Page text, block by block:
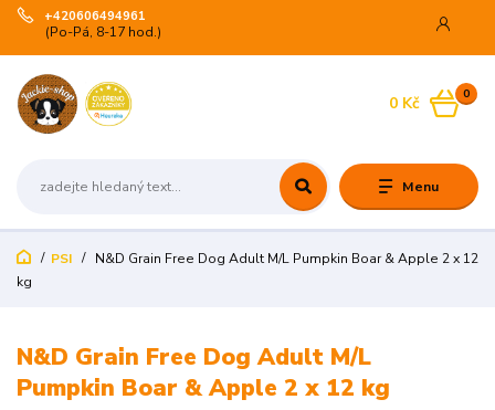
Menu
+420606494961
(Po-Pá, 8-17 hod.)
0
0 Kč
PSI
N&D Grain Free Dog Adult M/L Pumpkin Boar & Apple 2 x 12
kg
N&D Grain Free Dog Adult M/L
Pumpkin Boar & Apple 2 x 12 kg